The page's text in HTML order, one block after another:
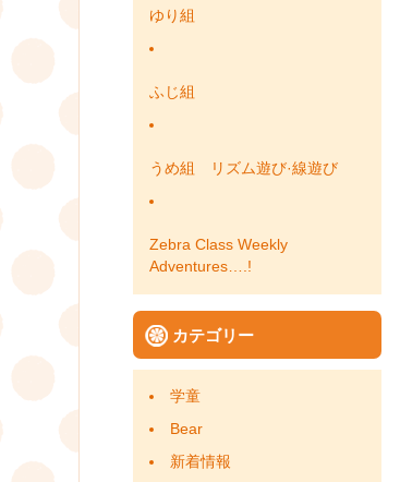
ゆり組
ふじ組
うめ組 リズム遊び·線遊び
Zebra Class Weekly
Adventures….!
カテゴリー
学童
Bear
新着情報